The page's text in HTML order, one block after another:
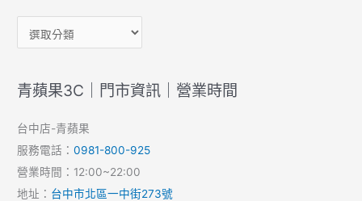
青蘋果3C｜門市資訊｜營業時間
台中店-青蘋果
服務電話：0981-800-925
營業時間：12:00~22:00
地址： 台中市北區一中街273號